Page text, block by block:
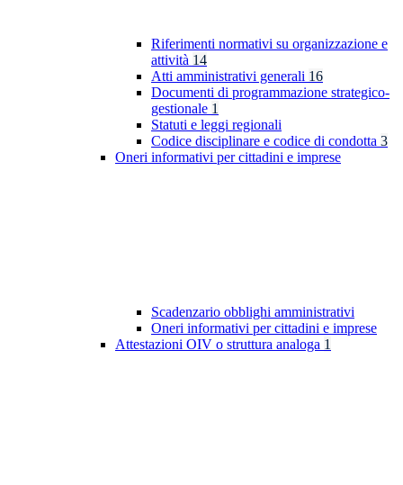
Riferimenti normativi su organizzazione e
attività 14
Atti amministrativi generali 16
Documenti di programmazione strategico-
gestionale 1
Statuti e leggi regionali
Codice disciplinare e codice di condotta 3
Oneri informativi per cittadini e imprese
Scadenzario obblighi amministrativi
Oneri informativi per cittadini e imprese
Attestazioni OIV o struttura analoga 1